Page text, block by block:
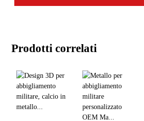
Prodotti correlati